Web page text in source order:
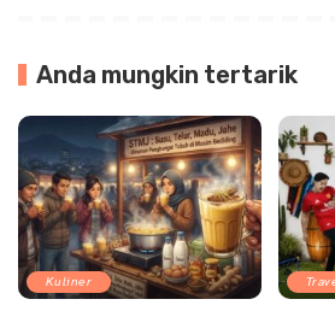
Anda mungkin tertarik
Kuliner